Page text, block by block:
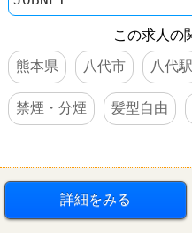
この求人の
熊本県
八代市 八代駅
禁煙・分煙 髪型自由
詳細をみる